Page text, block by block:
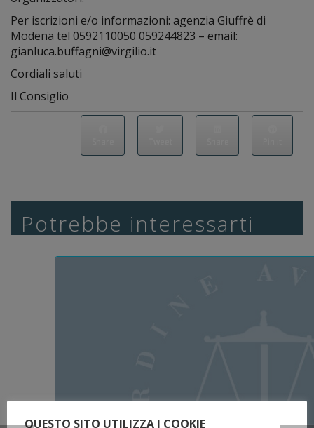
Per iscrizioni e/o informazioni: agenzia Giuffrè di
Modena tel 0592110050 059244823 – email:
gianluca.buffagni@virgilio.it
Cordiali saluti
Il Consiglio
Potrebbe interessarti
QUESTO SITO UTILIZZA I COOKIE